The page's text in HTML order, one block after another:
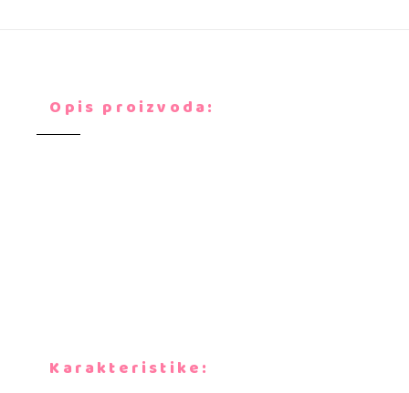
Opis proizvoda:
Karakteristike: